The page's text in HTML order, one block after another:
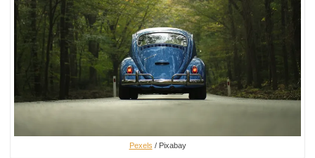
Pexels / Pixabay